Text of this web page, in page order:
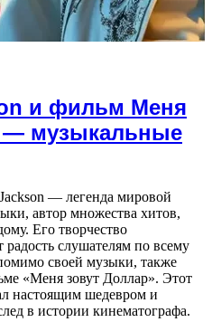
и фильм Меня
— музыкальные
— легенда мировой
автор множества хитов,
Его творчество
слушателям по всему
своей музыки, также
«Меня зовут Доллар». Этот
настоящим шедевром и
в истории кинематографа.